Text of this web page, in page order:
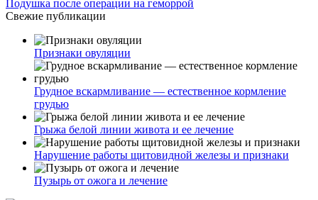
Подушка после операции на геморрой
Свежие публикации
Признаки овуляции
Грудное вскармливание — естественное кормление
грудью
Грыжа белой линии живота и ее лечение
Нарушение работы щитовидной железы и признаки
Пузырь от ожога и лечение